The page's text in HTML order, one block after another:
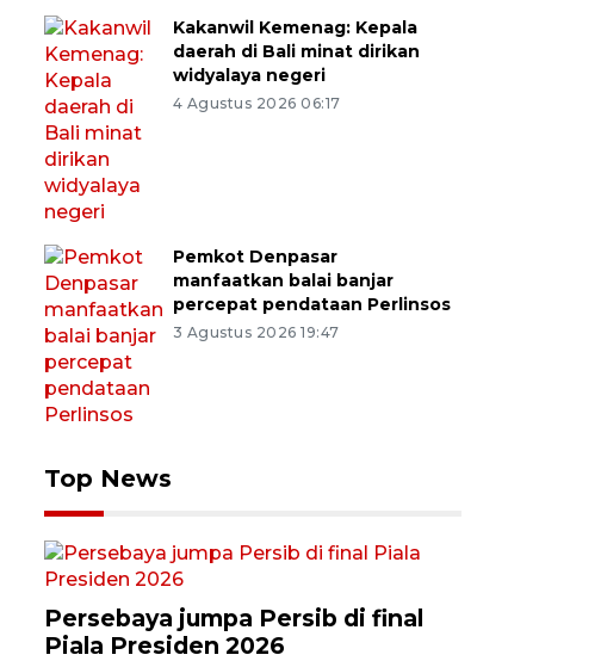
Kakanwil Kemenag: Kepala
daerah di Bali minat dirikan
widyalaya negeri
4 Agustus 2026 06:17
Pemkot Denpasar
manfaatkan balai banjar
percepat pendataan Perlinsos
3 Agustus 2026 19:47
Top News
Persebaya jumpa Persib di final
Piala Presiden 2026